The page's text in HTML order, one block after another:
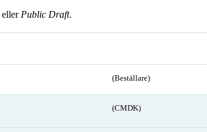
eller Public Draft.
(Beställare)
(CMDK)